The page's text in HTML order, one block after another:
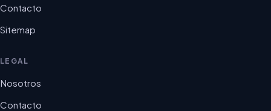
Contacto
Sitemap
LEGAL
Nosotros
Contacto